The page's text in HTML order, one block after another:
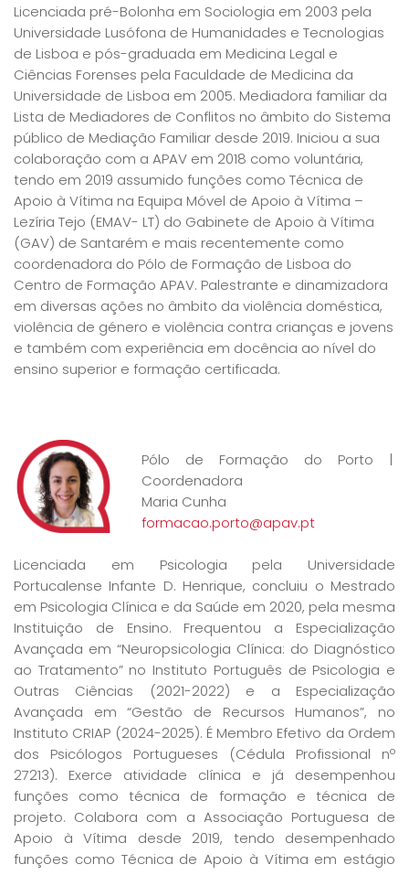
Licenciada pré-Bolonha em Sociologia em 2003 pela
Universidade Lusófona de Humanidades e Tecnologias
de Lisboa e pós-graduada em Medicina Legal e
Ciências Forenses pela Faculdade de Medicina da
Universidade de Lisboa em 2005. Mediadora familiar da
Lista de Mediadores de Conflitos no âmbito do Sistema
público de Mediação Familiar desde 2019. Iniciou a sua
colaboração com a APAV em 2018 como voluntária,
tendo em 2019 assumido funções como Técnica de
Apoio à Vítima na Equipa Móvel de Apoio à Vítima –
Lezíria Tejo (EMAV- LT) do Gabinete de Apoio à Vítima
(GAV) de Santarém e mais recentemente como
coordenadora do Pólo de Formação de Lisboa do
Centro de Formação APAV. Palestrante e dinamizadora
em diversas ações no âmbito da violência doméstica,
violência de género e violência contra crianças e jovens
e também com experiência em docência ao nível do
ensino superior e formação certificada.
Pólo de Formação do Porto |
Coordenadora
Maria Cunha
formacao.porto@apav.pt
Licenciada em Psicologia pela Universidade
Portucalense Infante D. Henrique, concluiu o Mestrado
em Psicologia Clínica e da Saúde em 2020, pela mesma
Instituição de Ensino. Frequentou a Especialização
Avançada em “Neuropsicologia Clínica: do Diagnóstico
ao Tratamento” no Instituto Português de Psicologia e
Outras Ciências (2021-2022) e a Especialização
Avançada em “Gestão de Recursos Humanos”, no
Instituto CRIAP (2024-2025). É Membro Efetivo da Ordem
dos Psicólogos Portugueses (Cédula Profissional nº
27213). Exerce atividade clínica e já desempenhou
funções como técnica de formação e técnica de
projeto. Colabora com a Associação Portuguesa de
Apoio à Vítima desde 2019, tendo desempenhado
funções como Técnica de Apoio à Vítima em estágio